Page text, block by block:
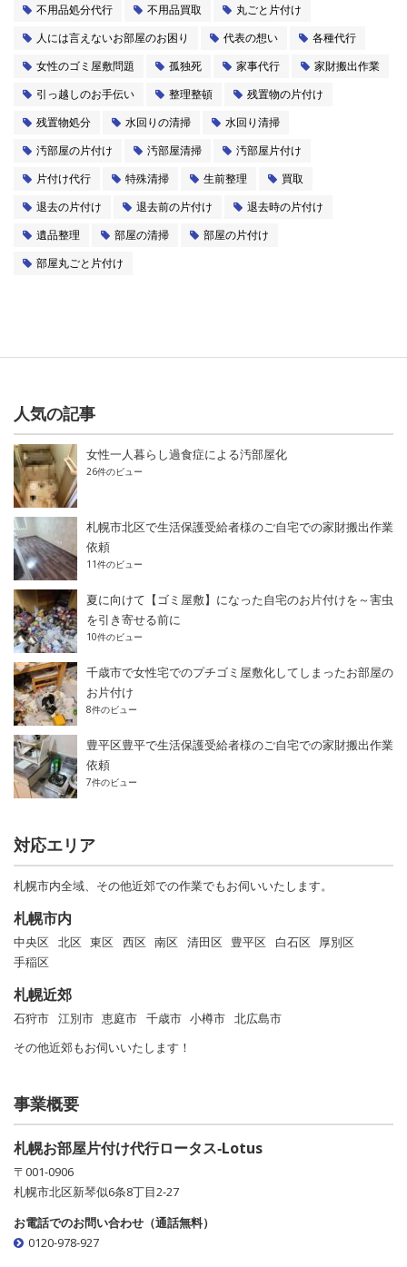
不用品処分代行
不用品買取
丸ごと片付け
人には言えないお部屋のお困り
代表の想い
各種代行
女性のゴミ屋敷問題
孤独死 家事代行
家財搬出作業
引っ越しのお手伝い
整理整頓
残置物の片付け
残置物処分
水回りの清掃
水回り清掃
汚部屋の片付け
汚部屋清掃
汚部屋片付け
片付け代行
特殊清掃 生前整理
買取
退去の片付け
退去前の片付け
退去時の片付け
遺品整理
部屋の清掃
部屋の片付け
部屋丸ごと片付け
人気の記事
女性一人暮らし過食症による汚部屋化
26件のビュー
札幌市北区で生活保護受給者様のご自宅での家財搬出作業
依頼
11件のビュー
夏に向けて【ゴミ屋敷】になった自宅のお片付けを～害虫
を引き寄せる前に
10件のビュー
千歳市で女性宅でのプチゴミ屋敷化してしまったお部屋の
お片付け
8件のビュー
豊平区豊平で生活保護受給者様のご自宅での家財搬出作業
依頼
7件のビュー
対応エリア
札幌市内全域、その他近郊での作業でもお伺いいたします。
札幌市内
中央区 北区 東区 西区 南区 清田区 豊平区 白石区 厚別区
手稲区
札幌近郊
石狩市 江別市 恵庭市 千歳市 小樽市 北広島市
その他近郊もお伺いいたします！
事業概要
札幌お部屋片付け代行ロータス‐Lotus
〒001-0906
札幌市北区新琴似6条8丁目2-27
お電話でのお問い合わせ（通話無料）
0120-978-927